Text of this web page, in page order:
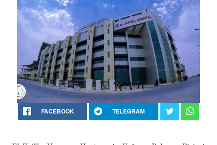
FACEBOOK TELEGRAM